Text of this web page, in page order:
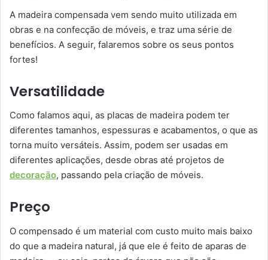
A madeira compensada vem sendo muito utilizada em
obras e na confecção de móveis, e traz uma série de
benefícios. A seguir, falaremos sobre os seus pontos
fortes!
Versatilidade
Como falamos aqui, as placas de madeira podem ter
diferentes tamanhos, espessuras e acabamentos, o que as
torna muito versáteis. Assim, podem ser usadas em
diferentes aplicações, desde obras até projetos de
decoração, passando pela criação de móveis.
Preço
O compensado é um material com custo muito mais baixo
do que a madeira natural, já que ele é feito de aparas de